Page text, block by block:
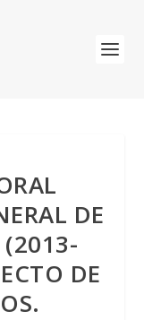
DE
(2013-
DE